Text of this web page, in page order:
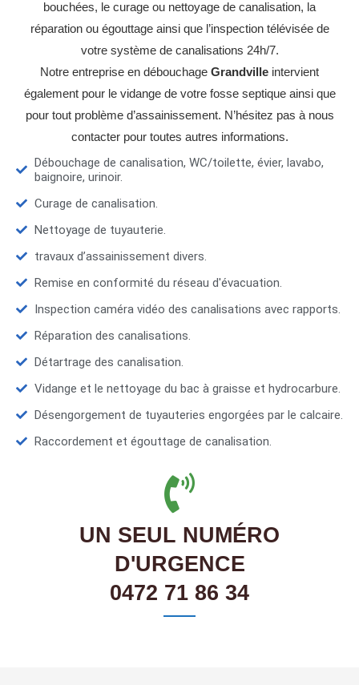
bouchées, le curage ou nettoyage de canalisation, la
réparation ou égouttage ainsi que l’inspection télévisée de
votre système de canalisations 24h/7.
Notre entreprise en débouchage Grandville intervient
également pour le vidange de votre fosse septique ainsi que
pour tout problème d’assainissement. N’hésitez pas à nous
contacter pour toutes autres informations.
Débouchage de canalisation, WC/toilette, évier, lavabo,
baignoire, urinoir.
Curage de canalisation.
Nettoyage de tuyauterie.
travaux d’assainissement divers.
Remise en conformité du réseau d'évacuation.
Inspection caméra vidéo des canalisations avec rapports.
Réparation des canalisations.
Détartrage des canalisation.
Vidange et le nettoyage du bac à graisse et hydrocarbure.
Désengorgement de tuyauteries engorgées par le calcaire.
Raccordement et égouttage de canalisation.
UN SEUL NUMÉRO
D'URGENCE
0472 71 86 34